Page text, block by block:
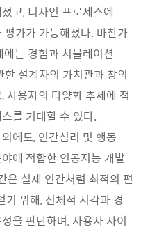
고, 디자인 프로세스에
가가 가능해졌다. 마찬가
는 경험과 시뮬레이션
설계자의 가치관과 창의
사용자의 다양화 추세에 적
를 기대할 수 있다.
에도, 인간심리 및 행동
에 적합한 인공지능 개발
은 실제 인간처럼 최적의 편
위해, 신체적 지각과 경
을 판단하며, 사용자 사이